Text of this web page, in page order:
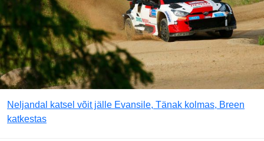
Neljandal katsel võit jälle Evansile, Tänak kolmas, Breen
katkestas